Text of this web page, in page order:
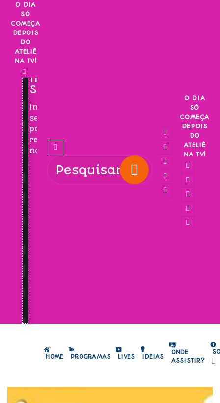
Skip
content
O DIA
SÓ
COMEÇA
DEPOIS
DO
ATELIÊ
NA TV!
INSCREVA-
SE!
Inscreva-
se
para
receber
novidades!
O DIA
SÓ
COMEÇA
DEPOIS
DO
ATELIÊ
NA TV!
HOME PROGRAMAS LIVES IDEIAS
ONDE
ASSISTIR?